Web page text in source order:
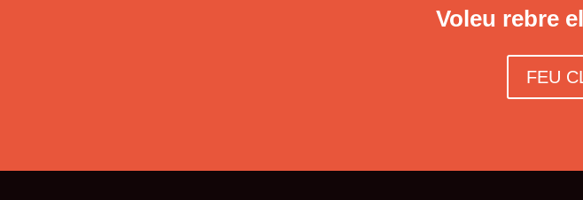
Voleu rebre
FEU